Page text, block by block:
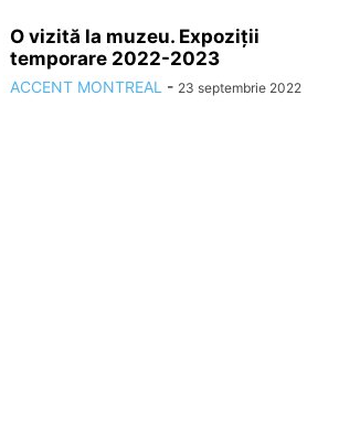
O vizită la muzeu. Expoziții
temporare 2022-2023
ACCENT MONTREAL - 23 septembrie 2022